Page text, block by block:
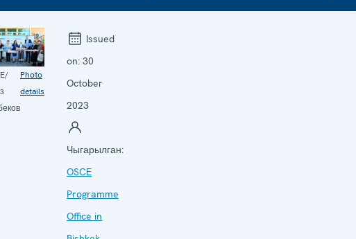
Photo
details
Issued
on: 30
October
2023
Чыгарылган:
OSCE
Programme
Office in